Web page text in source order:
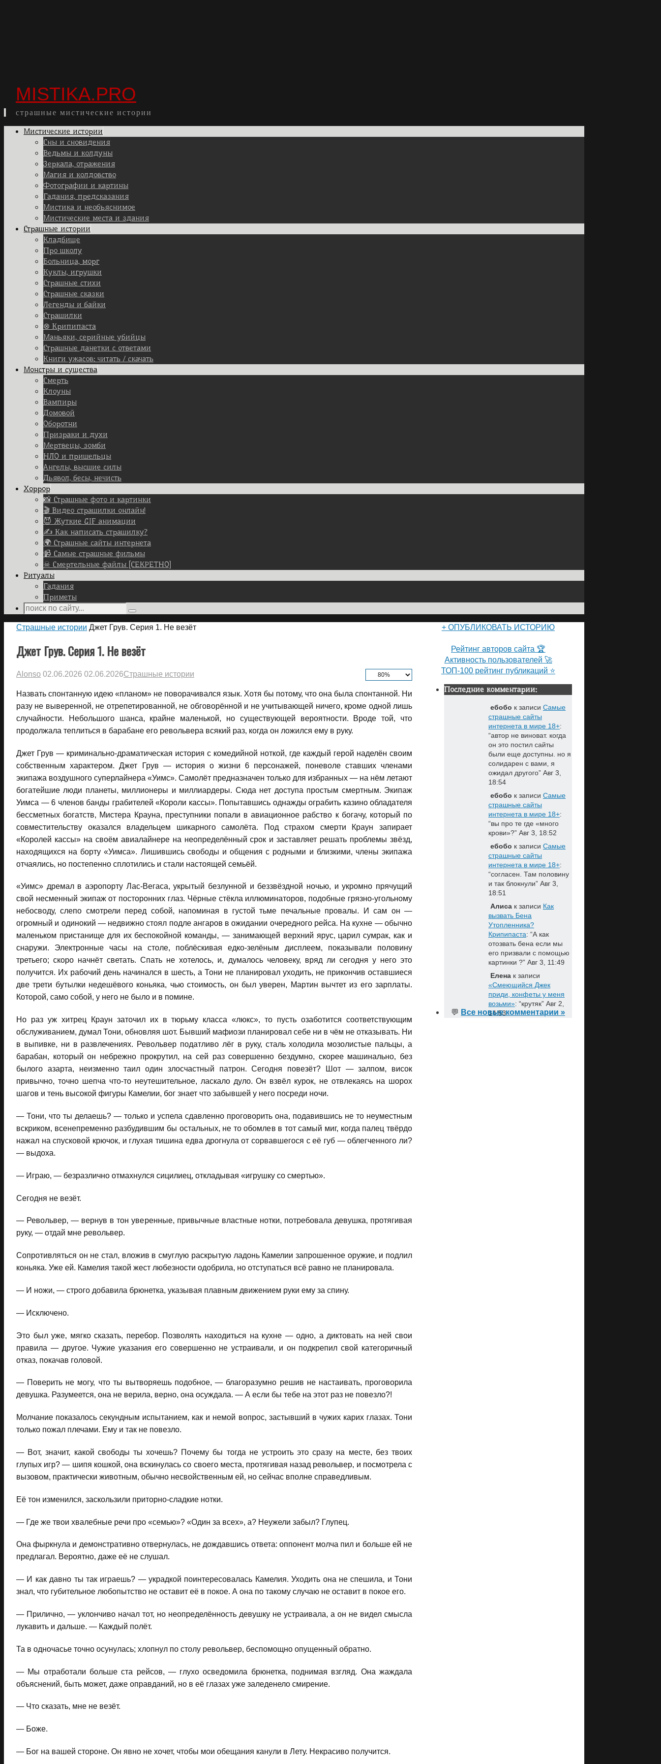
MISTIKA.PRO
страшные мистические истории
Skip
Мистические истории
Сны и сновидения
Ведьмы и колдуны
Зеркала, отражения
Магия и колдовство
Фотографии и картины
Гадания, предсказания
Мистика и необъяснимое
Мистические места и здания
Страшные истории
Кладбище
Про школу
Больница, морг
Куклы, игрушки
Страшные стихи
Страшные сказки
Легенды и байки
Страшилки
⊗ Крипипаста
Маньяки, серийные убийцы
Страшные данетки с ответами
Книги ужасов: читать / скачать
Монстры и существа
Смерть
Клоуны
Вампиры
Домовой
Оборотни
Призраки и духи
Мертвецы, зомби
НЛО и пришельцы
Ангелы, высшие силы
Дьявол, бесы, нечисть
Хоррор
📸 Страшные фото и картинки
🎬 Видео страшилки онлайн!
😈 Жуткие GIF анимации
✍ Как написать страшилку?
🌍 Страшные сайты интернета
📹 Самые страшные фильмы
☠ Смертельные файлы [СЕКРЕТНО]
Ритуалы
Гадания
Приметы
Search
Search
Home
Страшные истории Джет Грув. Серия 1. Не везёт
Джет Грув. Серия 1. Не везёт
Alonso 02.06.2026 02.06.2026Страшные истории
Назвать спонтанную идею «планом» не поворачивался язык. Хотя бы потому, что она была спонтанной. Ни
разу не выверенной, не отрепетированной, не обговорённой и не учитывающей ничего, кроме одной лишь
случайности. Небольшого шанса, крайне маленькой, но существующей вероятности. Вроде той, что
продолжала теплиться в барабане его револьвера всякий раз, когда он ложился ему в руку.
Джет Грув — криминально-драматическая история с комедийной ноткой, где каждый герой наделён своим
собственным характером. Джет Грув — история о жизни 6 персонажей, поневоле ставших членами
экипажа воздушного суперлайнера «Уимс». Самолёт предназначен только для избранных — на нём летают
богатейшие люди планеты, миллионеры и миллиардеры. Сюда нет доступа простым смертным. Экипаж
Уимса — 6 членов банды грабителей «Короли кассы». Попытавшись однажды ограбить казино обладателя
бессметных богатств, Мистера Крауна, преступники попали в авиационное рабство к богачу, который по
совместительству оказался владельцем шикарного самолёта. Под страхом смерти Краун запирает
«Королей кассы» на своём авиалайнере на неопределённый срок и заставляет решать проблемы звёзд,
находящихся на борту «Уимса». Лишившись свободы и общения с родными и близкими, члены экипажа
отчаялись, но постепенно сплотились и стали настоящей семьёй.
«Уимс» дремал в аэропорту Лас-Вегаса, укрытый безлунной и беззвёздной ночью, и укромно прячущий
свой несменный экипаж от посторонних глаз. Чёрные стёкла иллюминаторов, подобные грязно-угольному
небосводу, слепо смотрели перед собой, напоминая в густой тьме печальные провалы. И сам он —
огромный и одинокий — недвижно стоял подле ангаров в ожидании очередного рейса. На кухне — обычно
маленьком пристанище для их беспокойной команды, — занимающей верхний ярус, царил сумрак, как и
снаружи. Электронные часы на столе, поблёскивая едко-зелёным дисплеем, показывали половину
третьего; скоро начнёт светать. Спать не хотелось, и, думалось человеку, вряд ли сегодня у него это
получится. Их рабочий день начинался в шесть, а Тони не планировал уходить, не прикончив оставшиеся
две трети бутылки недешёвого коньяка, чью стоимость, он был уверен, Мартин вычтет из его зарплаты.
Которой, само собой, у него не было и в помине.
Но раз уж хитрец Краун заточил их в тюрьму класса «люкс», то пусть озаботится соответствующим
обслуживанием, думал Тони, обновляя шот. Бывший мафиози планировал себе ни в чём не отказывать. Ни
в выпивке, ни в развлечениях. Револьвер податливо лёг в руку, сталь холодила мозолистые пальцы, а
барабан, который он небрежно прокрутил, на сей раз совершенно бездумно, скорее машинально, без
былого азарта, неизменно таил один злосчастный патрон. Сегодня повезёт? Шот — залпом, висок
привычно, точно шепча что-то неутешительное, ласкало дуло. Он взвёл курок, не отвлекаясь на шорох
шагов и тень высокой фигуры Камелии, бог знает что забывшей у него посреди ночи.
— Тони, что ты делаешь? — только и успела сдавленно проговорить она, подавившись не то неуместным
вскриком, всенепременно разбудившим бы остальных, не то обомлев в тот самый миг, когда палец твёрдо
нажал на спусковой крючок, и глухая тишина едва дрогнула от сорвавшегося с её губ — облегченного ли?
— выдоха.
— Играю, — безразлично отмахнулся сицилиец, откладывая «игрушку со смертью».
Сегодня не везёт.
— Револьвер, — вернув в тон уверенные, привычные властные нотки, потребовала девушка, протягивая
руку, — отдай мне револьвер.
Сопротивляться он не стал, вложив в смуглую раскрытую ладонь Камелии запрошенное оружие, и подлил
коньяка. Уже ей. Камелия такой жест любезности одобрила, но отступаться всё равно не планировала.
— И ножи, — строго добавила брюнетка, указывая плавным движением руки ему за спину.
— Исключено.
Это был уже, мягко сказать, перебор. Позволять находиться на кухне — одно, а диктовать на ней свои
правила — другое. Чужие указания его совершенно не устраивали, и он подкрепил свой категоричный
отказ, покачав головой.
— Поверить не могу, что ты вытворяешь подобное, — благоразумно решив не настаивать, проговорила
девушка. Разумеется, она не верила, верно, она осуждала. — А если бы тебе на этот раз не повезло?!
Молчание показалось секундным испытанием, как и немой вопрос, застывший в чужих карих глазах. Тони
только пожал плечами. Ему и так не повезло.
— Вот, значит, какой свободы ты хочешь? Почему бы тогда не устроить это сразу на месте, без твоих
глупых игр? — шипя кошкой, она вскинулась со своего места, протягивая назад револьвер, и посмотрела с
вызовом, практически животным, обычно несвойственным ей, но сейчас вполне справедливым.
Её тон изменился, заскользили приторно-сладкие нотки.
— Где же твои хвалебные речи про «семью»? «Один за всех», а? Неужели забыл? Глупец.
Она фыркнула и демонстративно отвернулась, не дождавшись ответа: оппонент молча пил и больше ей не
предлагал. Вероятно, даже её не слушал.
— И как давно ты так играешь? — украдкой поинтересовалась Камелия. Уходить она не спешила, и Тони
знал, что губительное любопытство не оставит её в покое. А она по такому случаю не оставит в покое его.
— Прилично, — уклончиво начал тот, но неопределённость девушку не устраивала, а он не видел смысла
лукавить и дальше. — Каждый полёт.
Та в одночасье точно осунулась; хлопнул по столу револьвер, беспомощно опущенный обратно.
— Мы отработали больше ста рейсов, — глухо осведомила брюнетка, поднимая взгляд. Она жаждала
объяснений, быть может, даже оправданий, но в её глазах уже заледенело смирение.
— Что сказать, мне не везёт.
— Боже.
— Бог на вашей стороне. Он явно не хочет, чтобы мои обещания канули в Лету. Некрасиво получится.
+ ОПУБЛИКОВАТЬ ИСТОРИЮ
Рейтинг авторов сайта 🏆
Активность пользователей 🚀
ТОП-100 рейтинг публикаций ⭐
Последние комментарии:
ебобо к записи Самые
страшные сайты
интернета в мире 18+:
“автор не виноват. когда
он это постил сайты
были еще доступны. но я
солидарен с вами, я
ожидал другого” Авг 3,
18:54
ебобо к записи Самые
страшные сайты
интернета в мире 18+:
“вы про те где «много
крови»?” Авг 3, 18:52
ебобо к записи Самые
страшные сайты
интернета в мире 18+:
“согласен. Там половину
и так блокнули” Авг 3,
18:51
Алиса к записи Как
вызвать Бена
Утопленника?
Крипипаста: “А как
отозвать бена если мы
его призвали с помощью
картинки ?” Авг 3, 11:49
Елена к записи
«Смеющийся Джек
приди, конфеты у меня
возьми»: “крутяк” Авг 2,
14:53
💬 Все новые комментарии »